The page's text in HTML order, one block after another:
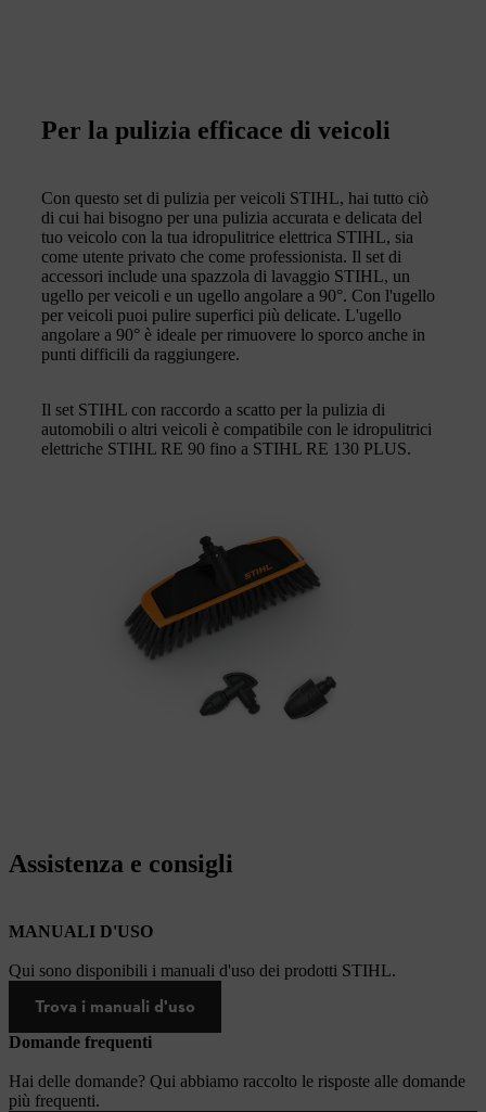
Per la pulizia efficace di veicoli
Con questo set di pulizia per veicoli STIHL, hai tutto ciò
di cui hai bisogno per una pulizia accurata e delicata del
tuo veicolo con la tua idropulitrice elettrica STIHL, sia
come utente privato che come professionista. Il set di
accessori include una spazzola di lavaggio STIHL, un
ugello per veicoli e un ugello angolare a 90°. Con l'ugello
per veicoli puoi pulire superfici più delicate. L'ugello
angolare a 90° è ideale per rimuovere lo sporco anche in
punti difficili da raggiungere.
Il set STIHL con raccordo a scatto per la pulizia di
automobili o altri veicoli è compatibile con le idropulitrici
elettriche STIHL RE 90 fino a STIHL RE 130 PLUS.
Assistenza e consigli
MANUALI D'USO
Qui sono disponibili i manuali d'uso dei prodotti STIHL.
Trova i manuali d'uso
Domande frequenti
Hai delle domande? Qui abbiamo raccolto le risposte alle domande
più frequenti.